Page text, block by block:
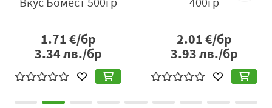
1.71€/бр
3.34лв./бр
2.01€/бр
3.93лв./бр